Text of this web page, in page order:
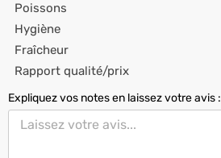
Poissons
Hygiène
Fraîcheur
Rapport qualité/prix
Expliquez vos notes en laissez votre avis :